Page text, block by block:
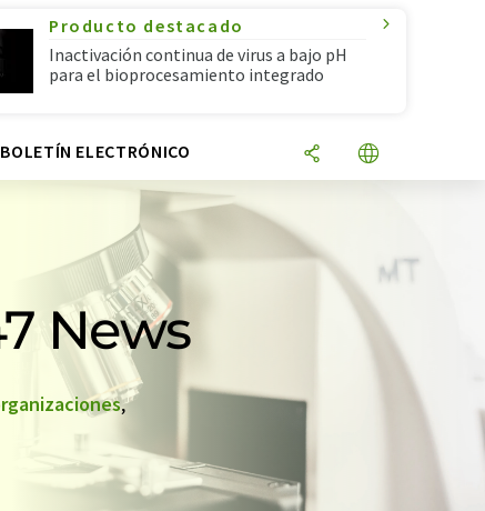
Producto destacado
Inactivación continua de virus a bajo pH
para el bioprocesamiento integrado
BOLETÍN ELECTRÓNICO
News
,